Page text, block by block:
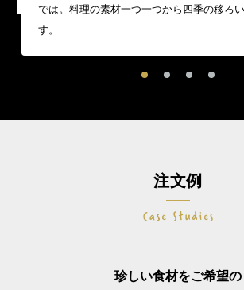
では。料理の素材一つ一つから四季の移ろ
す。
注文例
珍しい食材をご希望の